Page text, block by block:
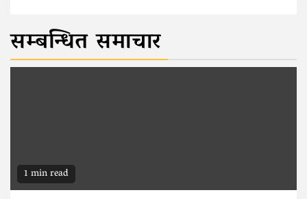
सम्बन्धित समाचार
1 min read